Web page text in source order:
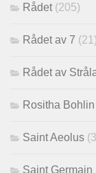
Rådet (205)
Rådet av 7 (21)
Rådet av
Rositha
Saint Aeolus
Saint Germain